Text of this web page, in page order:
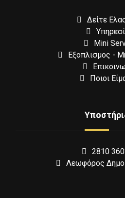
Δείτε
Mini
Εξοπλισμος -
Ποιοι
2810
Λεωφόρος